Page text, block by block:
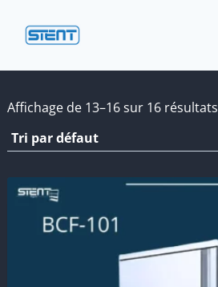
Affichage de 13–16 sur 16 résultats